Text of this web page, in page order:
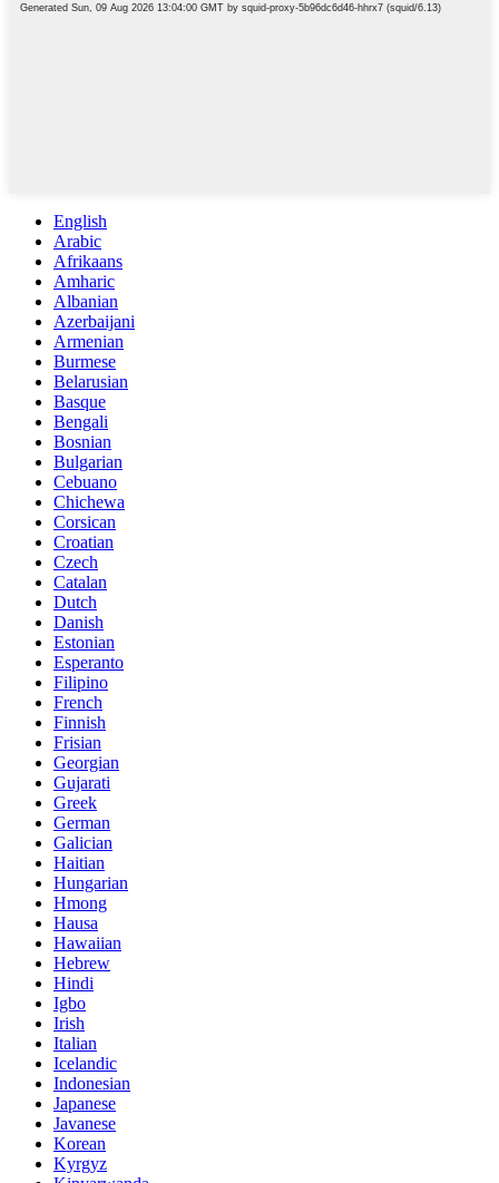
English
Arabic
Afrikaans
Amharic
Albanian
Azerbaijani
Armenian
Burmese
Belarusian
Basque
Bengali
Bosnian
Bulgarian
Cebuano
Chichewa
Corsican
Croatian
Czech
Catalan
Dutch
Danish
Estonian
Esperanto
Filipino
French
Finnish
Frisian
Georgian
Gujarati
Greek
German
Galician
Haitian
Hungarian
Hmong
Hausa
Hawaiian
Hebrew
Hindi
Igbo
Irish
Italian
Icelandic
Indonesian
Japanese
Javanese
Korean
Kyrgyz